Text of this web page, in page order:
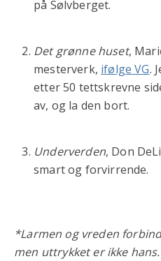
på Sølvberget.
Det grønne huset,
mesterverk, ifølge VG.
etter 50 tettskrevne
av, og la den bort.
Underverden, Don
smart og forvirrende.
*Larmen og vreden
men uttrykket er ikke